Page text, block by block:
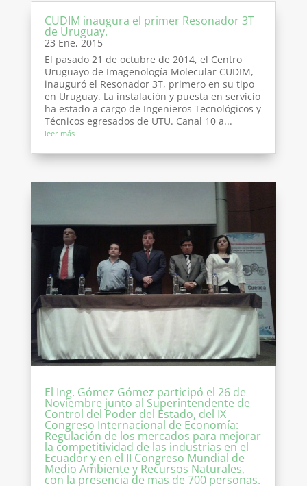
CUDIM inaugura el primer Resonador 3T
de Uruguay.
23 Ene, 2015
El pasado 21 de octubre de 2014, el Centro
Uruguayo de Imagenología Molecular CUDIM,
inauguró el Resonador 3T, primero en su tipo
en Uruguay. La instalación y puesta en servicio
ha estado a cargo de Ingenieros Tecnológicos y
Técnicos egresados de UTU. Canal 10 a...
leer más
El Ing. Gómez Gómez participó el 26 de
Noviembre junto al Superintendente de
Control del Poder del Estado, del IX
Congreso Internacional de Economía:
Regulación de los mercados para mejorar
la competitividad de las industrias en el
Ecuador y en el II Congreso Mundial de
Medio Ambiente y Recursos Naturales,
con la presencia de mas de 700 personas.